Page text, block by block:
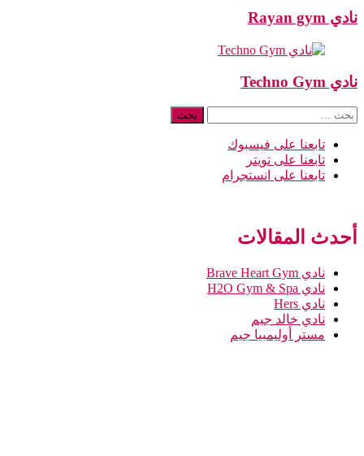
نادي Rayan gym
نادي Techno Gym
البحث
تابعنا على فيسبوك
تابعنا على تويتر
تابعنا على انستجرام
أحدث المقالات
نادي Brave Heart Gym
نادي H2O Gym & Spa
نادي Hers
نادي خالد جيم
مستر أوليمبيا جيم